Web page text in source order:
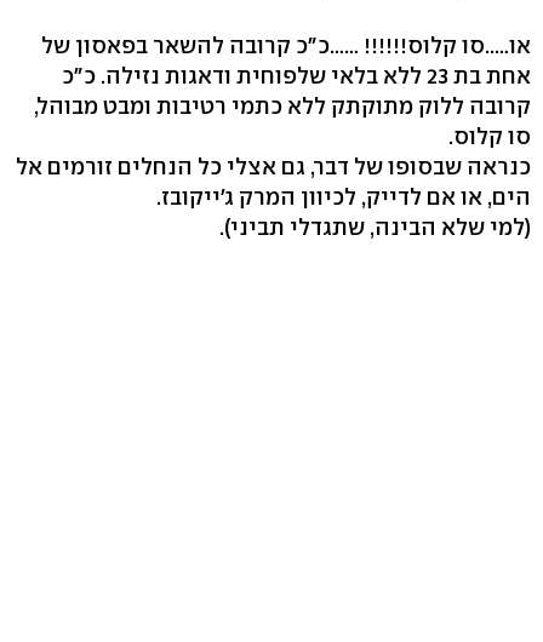
או…..סו קלוס!!!!!! ……כ״כ קרובה להשאר בפאסון של
אחת בת 23 ללא בלאי שלפוחית ודאגות נזילה. כ״כ
קרובה ללוק מתוקתק ללא כתמי רטיבות ומבט מבוהל,
סו קלוס.
כנראה שבסופו של דבר, גם אצלי כל הנחלים זורמים אל
הים, או אם לדייק, לכיוון המרק ג׳ייקובז.
(למי שלא הבינה, שתגדלי תביני).